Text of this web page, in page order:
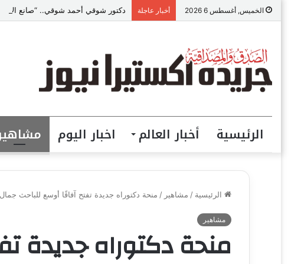
الخميس, أغسطس 6 2026 أخبار عاجلة دكتور شوقي أحمد شوقي.. “صانع
الرئيسية أخبار العالم اخبار اليوم
الرئيسية / مشاهير / منحة دكتوراه جديدة تفتح آفاقًا أوسع للباحث
مشاهير
منحة دكتوراه جديدة